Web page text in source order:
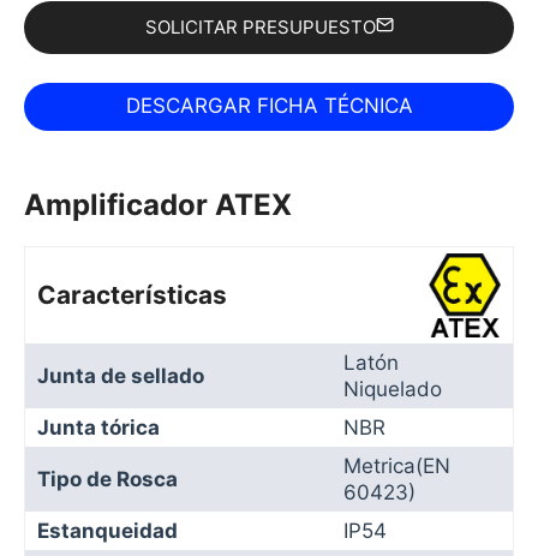
SOLICITAR PRESUPUESTO
Amplificador ATEX
Características
Junta de sellado
Latón
Niquelado
Junta tórica
NBR
Tipo de Rosca
Metrica(EN
60423)
Estanqueidad
IP54